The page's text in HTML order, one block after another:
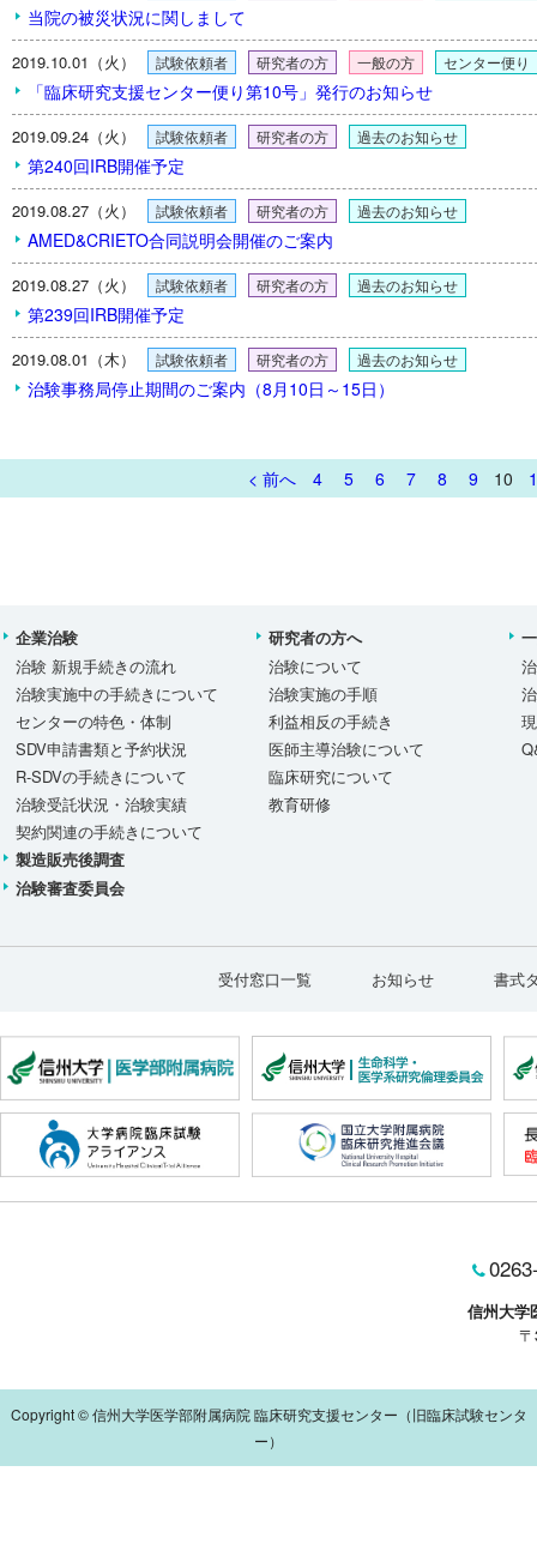
当院の被災状況に関しまして
2019.10.01（火） 試験依頼者 研究者の方 一般の方 センター便り
「臨床研究支援センター便り第10号」発行のお知らせ
2019.09.24（火） 試験依頼者 研究者の方 過去のお知らせ
第240回IRB開催予定
2019.08.27（火） 試験依頼者 研究者の方 過去のお知らせ
AMED&CRIETO合同説明会開催のご案内
2019.08.27（火） 試験依頼者 研究者の方 過去のお知らせ
第239回IRB開催予定
2019.08.01（木） 試験依頼者 研究者の方 過去のお知らせ
治験事務局停止期間のご案内（8月10日～15日）
< 前へ 4 5 6 7 8 9 10
企業治験
治験 新規手続きの流れ
治験実施中の手続きについて
センターの特色・体制
SDV申請書類と予約状況
R-SDVの手続きについて
治験受託状況・治験実績
契約関連の手続きについて
製造販売後調査
治験審査委員会
研究者の方へ
治験について
治験実施の手順
利益相反の手続き
医師主導治験について
臨床研究について
教育研修
受付窓口一覧 お知らせ 書式
信州大学
Copyright © 信州大学医学部附属病院 臨床研究支援センター（旧臨床試験センタ
ー）